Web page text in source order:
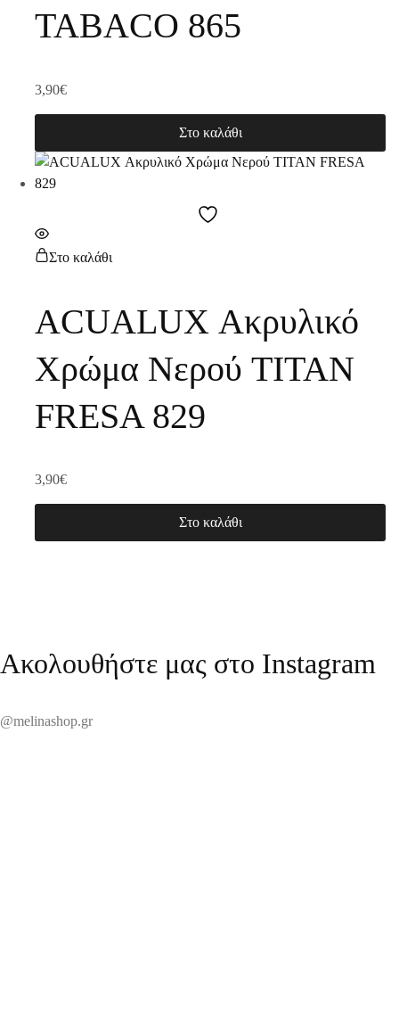
TABACO 865
3,90€
Στο καλάθι
Στο καλάθι
ACUALUX Ακρυλικό
Χρώμα Νερού TITAN
FRESA 829
3,90€
Στο καλάθι
Ακολουθήστε μας στο Instagram
@melinashop.gr